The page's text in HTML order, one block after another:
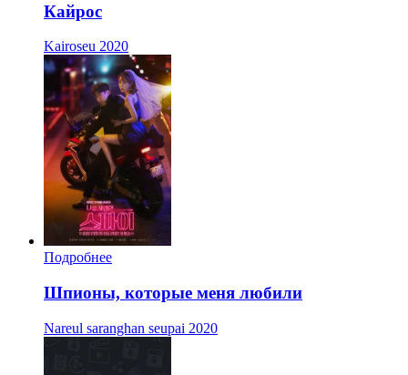
Кайрос
Kairoseu 2020
Подробнее
Шпионы, которые меня любили
Nareul saranghan seupai 2020